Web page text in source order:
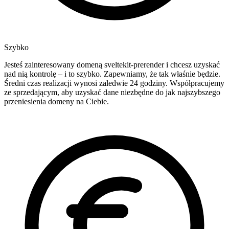
Szybko
Jesteś zainteresowany domeną sveltekit-prerender i chcesz uzyskać
nad nią kontrolę – i to szybko. Zapewniamy, że tak właśnie będzie.
Średni czas realizacji wynosi zaledwie 24 godziny. Współpracujemy
ze sprzedającym, aby uzyskać dane niezbędne do jak najszybszego
przeniesienia domeny na Ciebie.